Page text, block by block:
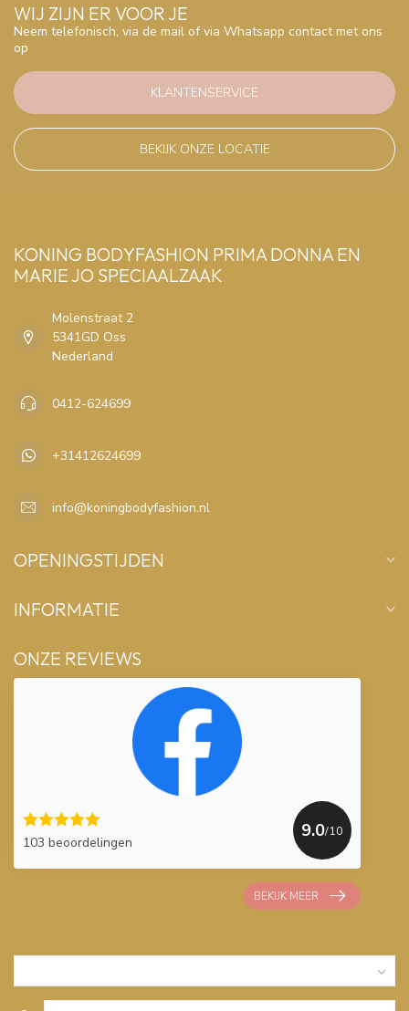
WIJ ZIJN ER VOOR JE
Neem telefonisch, via de mail of via Whatsapp contact met ons
op
KLANTENSERVICE
BEKIJK ONZE LOCATIE
KONING BODYFASHION PRIMA DONNA EN
MARIE JO SPECIAALZAAK
Molenstraat 2
5341GD Oss
Nederland
0412-624699
+31412624699
info@koningbodyfashion.nl
OPENINGSTIJDEN
INFORMATIE
ONZE REVIEWS
103 beoordelingen
9.0/10
BEKIJK MEER